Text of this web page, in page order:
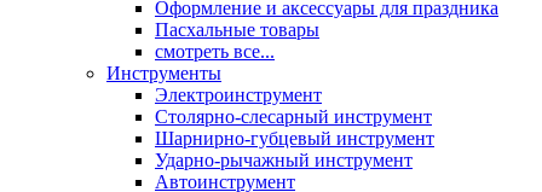
Оформление и аксессуары для праздника
Пасхальные товары
смотреть все...
Инструменты
Электроинструмент
Столярно-слесарный инструмент
Шарнирно-губцевый инструмент
Ударно-рычажный инструмент
Автоинструмент